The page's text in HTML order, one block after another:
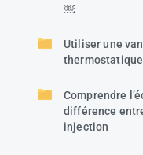
￼
Utiliser une
thermostatique
Comprendre
différence
injection